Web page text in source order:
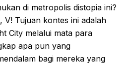
di metropolis distopia ini?
V! Tujuan kontes ini adalah
City melalui mata para
apa pun yang
bagi mereka yang